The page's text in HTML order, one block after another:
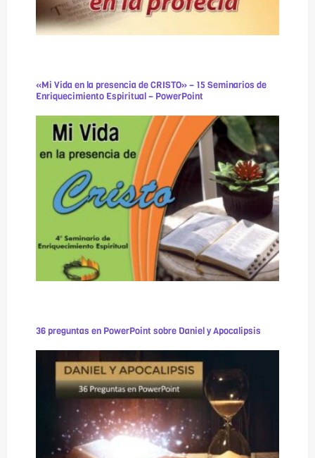
«Mi Vida en la presencia de CRISTO» – 15 Seminarios de
Enriquecimiento Espiritual – PowerPoint
36 preguntas en PowerPoint sobre Daniel y Apocalipsis